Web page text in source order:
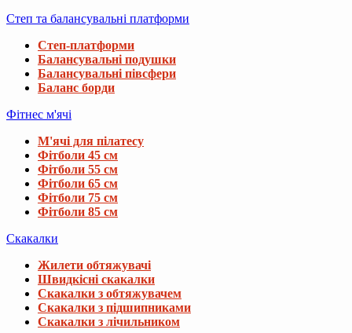
Степ та балансувальні платформи
Степ-платформи
Балансувальні подушки
Балансувальні півсфери
Баланс борди
Фітнес м'ячі
М'ячі для пілатесу
Фітболи 45 см
Фітболи 55 см
Фітболи 65 см
Фітболи 75 см
Фітболи 85 см
Скакалки
Жилети обтяжувачі
Швидкісні скакалки
Скакалки з обтяжувачем
Скакалки з підшипниками
Скакалки з лічильником